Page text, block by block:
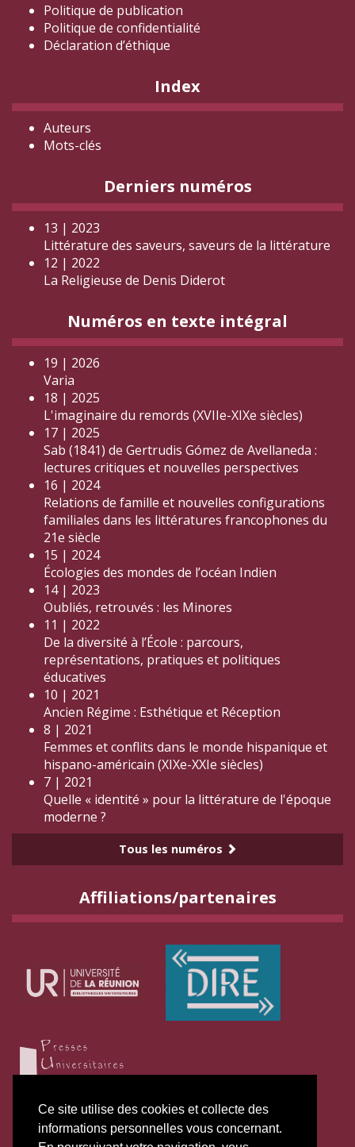
Ce site utilise des cookies et collecte des
informations personnelles vous concernant.
Politique de publication
Politique de confidentialité
Déclaration d’éthique
Index
Auteurs
Mots-clés
Derniers numéros
13 | 2023
Littérature des saveurs, saveurs de la littérature
12 | 2022
La Religieuse de Denis Diderot
Numéros en texte intégral
19 | 2026
Varia
18 | 2025
L'imaginaire du remords (XVIIe-XIXe siècles)
17 | 2025
Sab (1841) de Gertrudis Gómez de Avellaneda :
lectures critiques et nouvelles perspectives
16 | 2024
Relations de famille et nouvelles configurations
familiales dans les littératures francophones du
21e siècle
15 | 2024
Écologies des mondes de l’océan Indien
14 | 2023
Oubliés, retrouvés : les Minores
11 | 2022
De la diversité à l’École : parcours,
représentations, pratiques et politiques
éducatives
10 | 2021
Ancien Régime : Esthétique et Réception
8 | 2021
Femmes et conflits dans le monde hispanique et
hispano-américain (XIXe-XXIe siècles)
7 | 2021
Quelle « identité » pour la littérature de l'époque
moderne ?
Tous les numéros
Affiliations/partenaires